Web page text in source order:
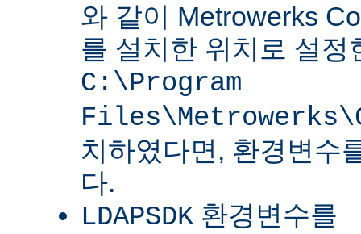
와 같이 Metrowerks
를 설치한 위치로 설정
C:\Program
치하였다면, 환경변수
다.
LDAPSDK 환경변수를